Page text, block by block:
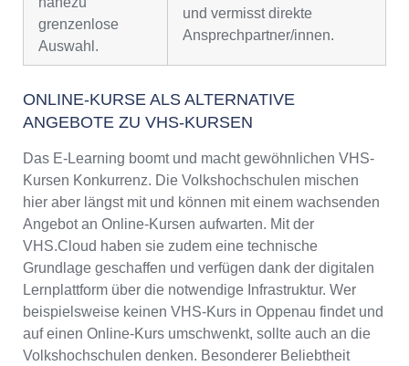
grenzenlose
Auswahl.
und vermisst direkte
Ansprechpartner/innen.
ONLINE-KURSE ALS ALTERNATIVE
ANGEBOTE ZU VHS-KURSEN
Das E-Learning boomt und macht gewöhnlichen VHS-
Kursen Konkurrenz. Die Volkshochschulen mischen
hier aber längst mit und können mit einem wachsenden
Angebot an Online-Kursen aufwarten. Mit der
VHS.Cloud haben sie zudem eine technische
Grundlage geschaffen und verfügen dank der digitalen
Lernplattform über die notwendige Infrastruktur. Wer
beispielsweise keinen VHS-Kurs in Oppenau findet und
auf einen Online-Kurs umschwenkt, sollte auch an die
Volkshochschulen denken. Besonderer Beliebtheit